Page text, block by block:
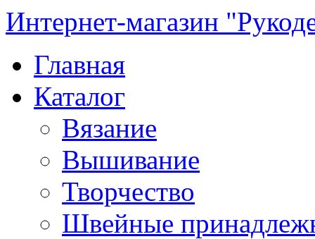
Интернет-магазин
Главная
Каталог
Вязание
Вышивание
Творчество
Швейные